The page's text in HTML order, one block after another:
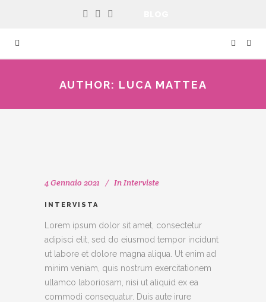
AUTHOR: LUCA MATTEA
4 Gennaio 2021 InInterviste
INTERVISTA
Lorem ipsum dolor sit amet, consectetur
adipisci elit, sed do eiusmod tempor incidunt
ut labore et dolore magna aliqua. Ut enim ad
minim veniam, quis nostrum exercitationem
ullamco laboriosam, nisi ut aliquid ex ea
commodi consequatur. Duis aute irure